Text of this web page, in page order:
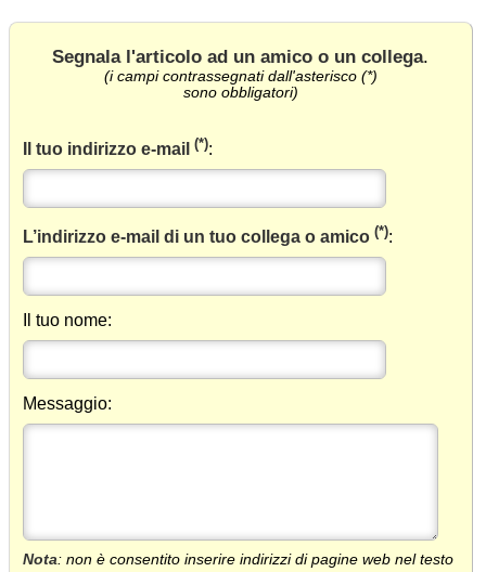
Segnala l'articolo ad un amico o un collega.
(i campi contrassegnati dall'asterisco (*)
sono obbligatori)
Il tuo indirizzo e-mail(*):
L’indirizzo e-mail di un tuo collega o amico(*):
Il tuo nome:
Messaggio:
Nota: non è consentito inserire indirizzi di pagine web nel testo